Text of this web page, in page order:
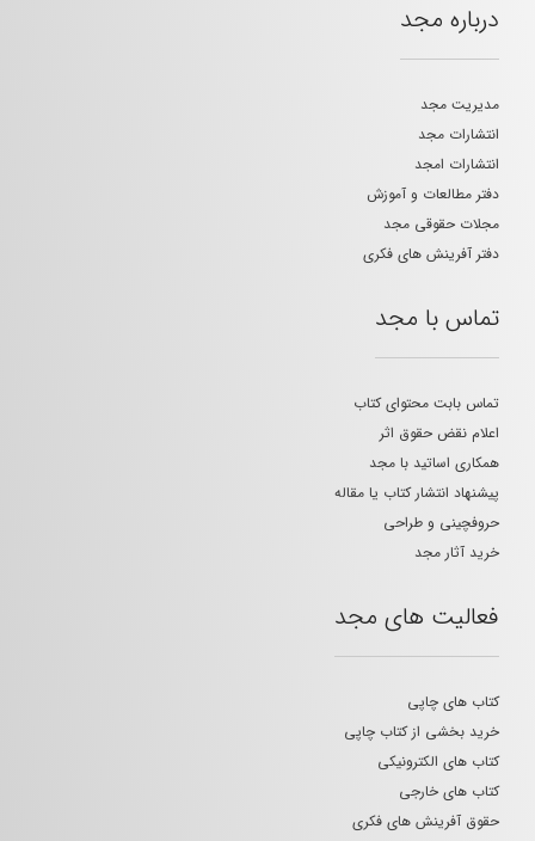
درباره مجد
مدیریت مجد
انتشارات مجد
انتشارات امجد
دفتر مطالعات و آموزش
مجلات حقوقی مجد
دفتر آفرینش های فکری
تماس با مجد
تماس بابت محتوای کتاب
اعلام نقض حقوق اثر
همکاری اساتید با مجد
پیشنهاد انتشار کتاب یا مقاله
حروفچینی و طراحی
خرید آثار مجد
فعالیت های مجد
کتاب های چاپی
خرید بخشی از کتاب چاپی
کتاب های الکترونیکی
کتاب های خارجی
حقوق آفرینش های فکری